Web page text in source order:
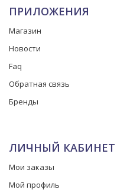
ПРИЛОЖЕНИЯ
Магазин
Новости
Faq
Обратная связь
Бренды
ЛИЧНЫЙ КАБИНЕТ
Мои заказы
Мой профиль